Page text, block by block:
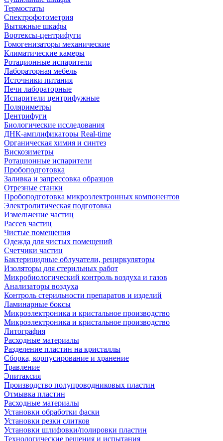
Термостаты
Спектрофотометрия
Вытяжные шкафы
Вортексы-центрифуги
Гомогенизаторы механические
Климатические камеры
Ротационные испарители
Лабораторная мебель
Источники питания
Печи лабораторные
Испарители центрифужные
Поляриметры
Центрифуги
Биологические исследования
ДНК-амплификаторы Real-time
Органическая химия и синтез
Вискозиметры
Ротационные испарители
Пробоподготовка
Заливка и запрессовка образцов
Отрезные станки
Пробоподготовка микроэлектронных компонентов
Электролитическая подготовка
Измельчение частиц
Рассев частиц
Чистые помещения
Одежда для чистых помещений
Счетчики частиц
Бактерицидные облучатели, рециркуляторы
Изоляторы для стерильных работ
Микробиологический контроль воздуха и газов
Анализаторы воздуха
Контроль стерильности препаратов и изделий
Ламинарные боксы
Микроэлектроника и кристальное производство
Микроэлектроника и кристальное производство
Литография
Расходные материалы
Разделение пластин на кристаллы
Сборка, корпусирование и хранение
Травление
Эпитаксия
Производство полупроводниковых пластин
Отмывка пластин
Расходные материалы
Установки обработки фаски
Установки резки слитков
Установки шлифовки/полировки пластин
Технологические решения и испытания